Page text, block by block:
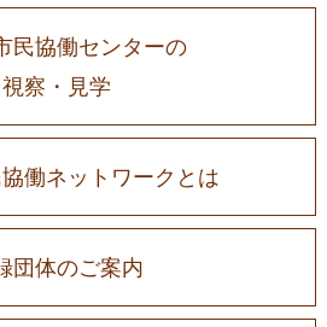
民協働センターの
視察・見学
働ネットワークとは
団体のご案内